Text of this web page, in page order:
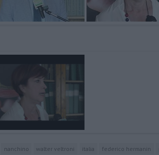
nanchino walter veltroni italia federico hermanin